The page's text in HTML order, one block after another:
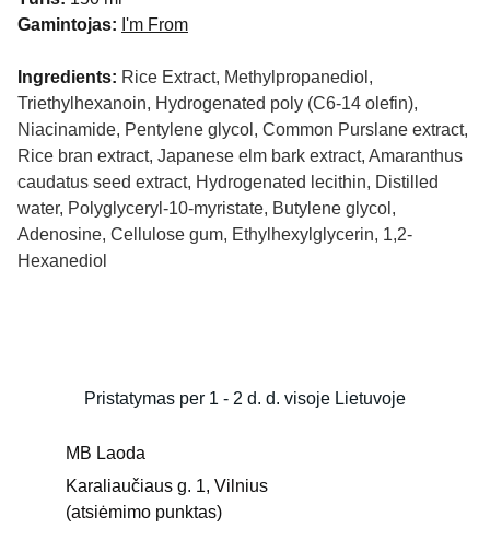
Gamintojas: I'm From
Ingredients: Rice Extract, Methylpropanediol,
Triethylhexanoin, Hydrogenated poly (C6-14 olefin),
Niacinamide, Pentylene glycol, Common Purslane extract,
Rice bran extract, Japanese elm bark extract, Amaranthus
caudatus seed extract, Hydrogenated lecithin, Distilled
water, Polyglyceryl-10-myristate, Butylene glycol,
Adenosine, Cellulose gum, Ethylhexylglycerin, 1,2-
Hexanediol
MB Laoda
Karaliaučiaus g. 1, Vilnius
(atsiėmimo punktas)
Pristatymas per 1 - 2 d. d. visoje Lietuvoje